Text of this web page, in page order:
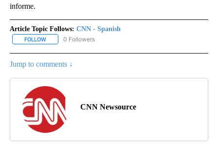
informe.
Article Topic Follows: CNN - Spanish
FOLLOW FOLLOW "CNN - SPANISH" TO RECEIVE NOTIFICATIONS ABOUT
0 Followers
Jump to comments ↓
CNN Newsource